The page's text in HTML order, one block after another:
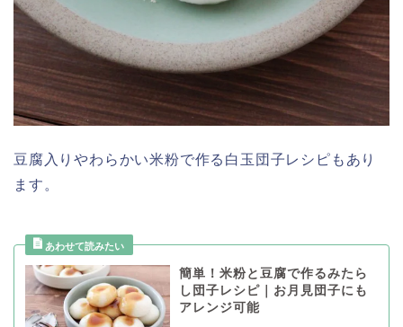
豆腐入りやわらかい米粉で作る白玉団子レシピもあり
ます。
簡単！米粉と豆腐で作るみたら
し団子レシピ｜お月見団子にも
アレンジ可能